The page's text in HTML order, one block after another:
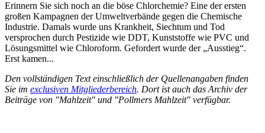
Erinnern Sie sich noch an die böse Chlorchemie? Eine der ersten
großen Kampagnen der Umweltverbände gegen die Chemische
Industrie. Damals wurde uns Krankheit, Siechtum und Tod
versprochen durch Pestizide wie DDT, Kunststoffe wie PVC und
Lösungsmittel wie Chloroform. Gefordert wurde der „Ausstieg“.
Erst kamen...
Den vollständigen Text einschließlich der Quellenangaben finden
Sie im exclusiven Mitgliederbereich. Dort ist auch das Archiv der
Beiträge von "Mahlzeit" und "Pollmers Mahlzeit" verfügbar.